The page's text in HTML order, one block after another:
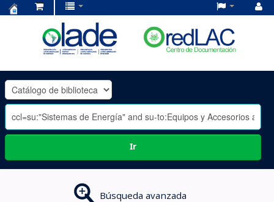
OLADE
-
Ir
Búsqueda avanzada